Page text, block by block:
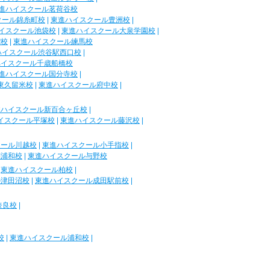
ハイスクール茗荷谷校
ル錦糸町校 東進ハイスクール豊洲校
スクール池袋校 東進ハイスクール大泉学園校
東進ハイスクール練馬校
イスクール渋谷駅西口校
スクール千歳船橋校
ハイスクール国分寺校
久留米校 東進ハイスクール府中校
イスクール新百合ヶ丘校
スクール平塚校 東進ハイスクール藤沢校
ル川越校 東進ハイスクール小手指校
和校
東進ハイスクール与野校
東進ハイスクール柏校
田沼校 東進ハイスクール成田駅前校
良校
東進ハイスクール浦和校